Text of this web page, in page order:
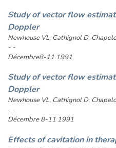
Study of vector flow
Doppler
Newhouse VL, Cathignol D,
- -
Décembre8-11 1991
Study of vector flow
Doppler
Newhouse VL, Cathignol D,
- -
Décembre 8-11 1991
Effects of cavitation in